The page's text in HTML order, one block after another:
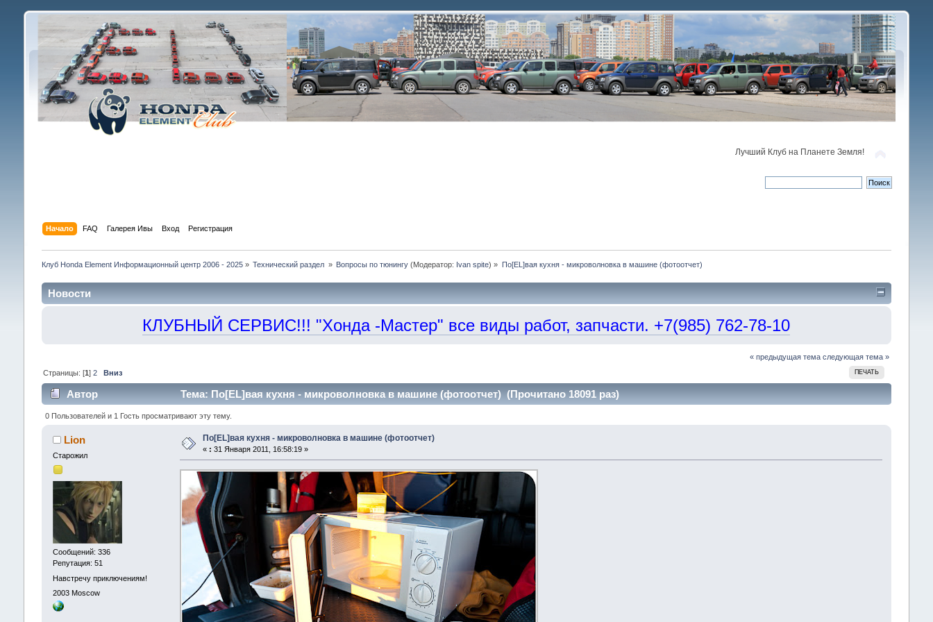
Лучший Клуб на Планете Земля!
Начало FAQ Галерея Ивы Вход Регистрация
Клуб Honda Element Информационный центр 2006 - 2025» Технический раздел » Вопросы по тюнингу (Модератор: Ivan spite) » По[EL]вая кухня - микроволновка в машине (фотоотчет)
Новости
КЛУБНЫЙ СЕРВИС!!! "Хонда -Мастер" все виды работ, запчасти. +7(985) 762-78-10
« предыдущая тема следующая тема »
ПЕЧАТЬ
Страницы: [1] 2 Вниз
Автор Тема: По[EL]вая кухня - микроволновка в машине (фотоотчет) (Прочитано 18091 раз)
0 Пользователей и 1 Гость просматривают эту тему.
Lion
Старожил
Сообщений: 336
Репутация: 51
Навстречу приключениям!
2003 Moscow
По[EL]вая кухня - микроволновка в машине (фотоотчет)
« : 31 Января 2011, 16:58:19 »